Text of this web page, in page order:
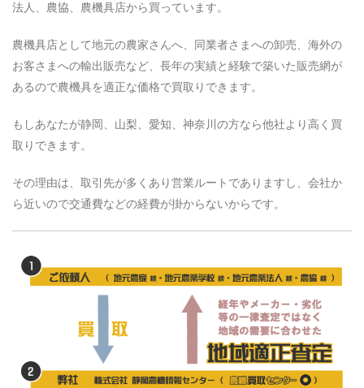
法人、農協、農機具店から買っています。
農機具店として地元の農家さんへ、同業者さまへの卸売、海外の
お客さまへの輸出販売など、長年の実績と経験で築いた販売網が
あるので農機具を適正な価格で買取りできます。
もしあなたが静岡、山梨、愛知、神奈川の方なら他社より高く買
取りできます。
その理由は、取引先が多くあり営業ルートでありますし、会社か
ら近いので交通費などの経費が掛からないからです。